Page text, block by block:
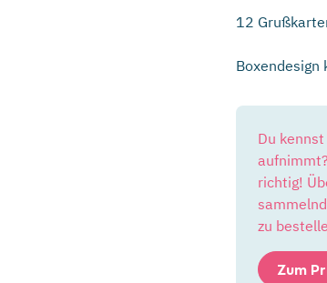
12
Boxendesign
Du
richtig!
zu
Zum